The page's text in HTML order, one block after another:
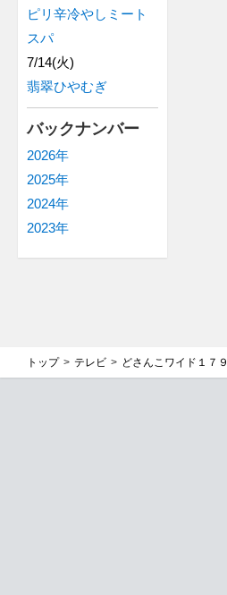
ピリ辛冷やしミート
スパ
7/14(火)
翡翠ひやむぎ
バックナンバー
2026年
2025年
2024年
2023年
トップ テレビ どさんこワイド１７９